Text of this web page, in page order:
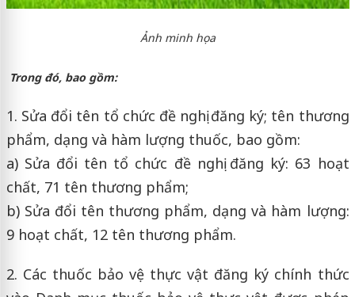
Ảnh minh họa
Trong đó, bao gồm:
1. Sửa đổi tên tổ chức đề nghị đăng ký; tên thương
phẩm, dạng và hàm lượng thuốc, bao gồm:
a) Sửa đổi tên tổ chức đề nghị đăng ký: 63 hoạt
chất, 71 tên thương phẩm;
b) Sửa đổi tên thương phẩm, dạng và hàm lượng:
9 hoạt chất, 12 tên thương phẩm.
2. Các thuốc bảo vệ thực vật đăng ký chính thức